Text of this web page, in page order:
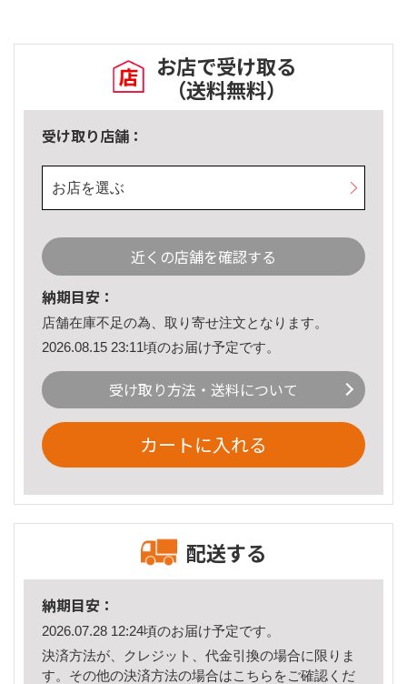
お店で受け取る
（送料無料）
受け取り店舗：
お店を選ぶ
近くの店舗を確認する
納期目安：
店舗在庫不足の為、取り寄せ注文となります。
2026.08.15 23:11頃のお届け予定です。
受け取り方法・送料について
カートに入れる
配送する
納期目安：
2026.07.28 12:24頃のお届け予定です。
決済方法が、クレジット、代金引換の場合に限りま
す。その他の決済方法の場合はこちら をご確認くだ